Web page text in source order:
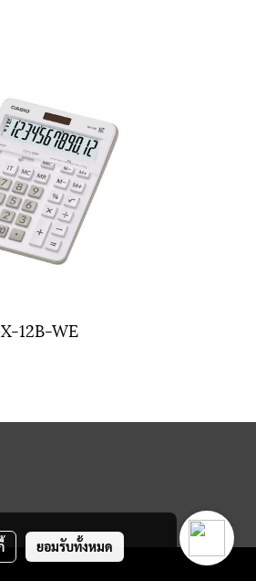
12B-WE
ยอมรับทั้งหมด